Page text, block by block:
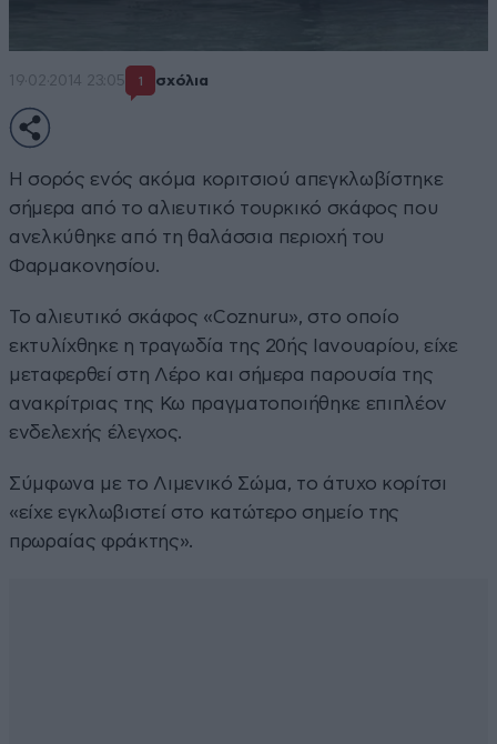
19·02·2014 23:05 1 σχόλια
Η σορός ενός ακόμα κοριτσιού απεγκλωβίστηκε
σήμερα από το αλιευτικό τουρκικό σκάφος που
ανελκύθηκε από τη θαλάσσια περιοχή του
Φαρμακονησίου.
Το αλιευτικό σκάφος «Coznuru», στο οποίο
εκτυλίχθηκε η τραγωδία της 20ής Ιανουαρίου, είχε
μεταφερθεί στη Λέρο και σήμερα παρουσία της
ανακρίτριας της Κω πραγματοποιήθηκε επιπλέον
ενδελεχής έλεγχος.
Σύμφωνα με το Λιμενικό Σώμα, το άτυχο κορίτσι
«είχε εγκλωβιστεί στο κατώτερο σημείο της
πρωραίας φράκτης».